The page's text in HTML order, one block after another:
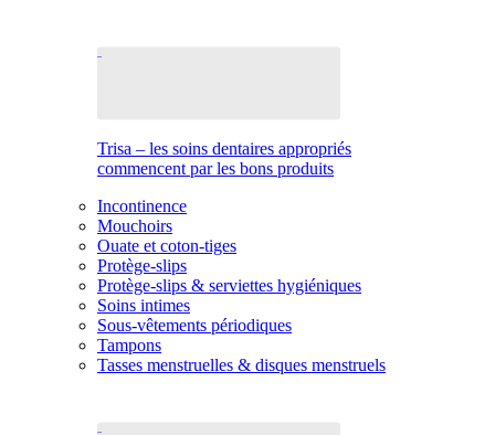
Trisa – les soins dentaires appropriés
commencent par les bons produits
Incontinence
Mouchoirs
Ouate et coton-tiges
Protège-slips
Protège-slips & serviettes hygiéniques
Soins intimes
Sous-vêtements périodiques
Tampons
Tasses menstruelles & disques menstruels